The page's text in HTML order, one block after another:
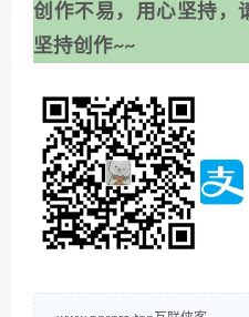
创作不易，用心坚持，
坚持创作~~